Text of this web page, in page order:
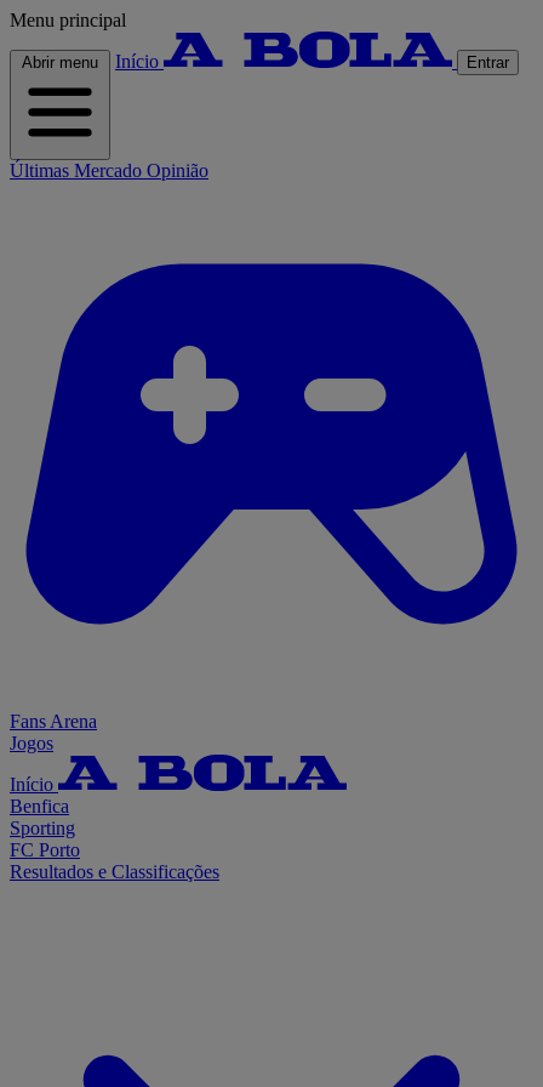
Menu principal
Abrir menu Início Entrar
Últimas Mercado Opinião
Fans Arena
Jogos
Início
Benfica
Sporting
FC Porto
Resultados e Classificações